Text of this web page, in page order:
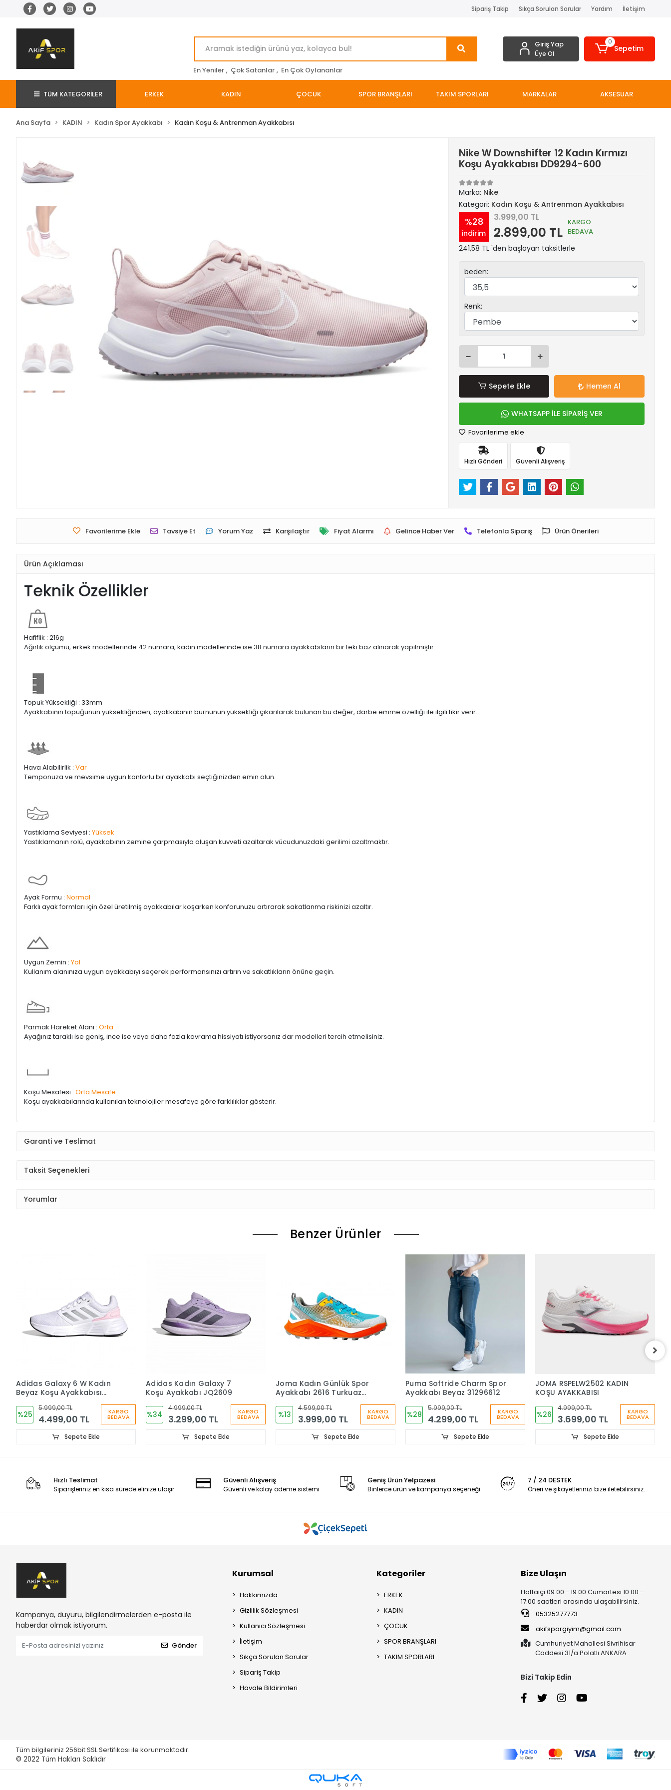
Sipariş Takip Sıkça Sorulan Sorular Yardım İletişim
En Yeniler , Çok Satanlar , En Çok Oylananlar
Giriş Yap
Üye Ol
0
Sepetim
TÜM KATEGORİLER ERKEK KADIN ÇOCUK SPOR BRANŞLARI TAKIM SPORLARI MARKALAR AKSESUAR
Ana Sayfa KADIN Kadın Spor Ayakkabı Kadın Koşu & Antrenman Ayakkabısı
Nike W Downshifter 12 Kadın Kırmızı
Koşu Ayakkabısı DD9294-600
Marka: Nike
Kategori: Kadın Koşu & Antrenman Ayakkabısı
%28
indirim
3.999,00 TL
2.899,00 TL
KARGO
BEDAVA
241,58 TL 'den başlayan taksitlerle
beden:
Renk:
Sepete Ekle Hemen Al
WHATSAPP İLE SİPARİŞ VER
Favorilerime ekle
Hızlı Gönderi Güvenli Alışveriş
Favorilerime Ekle Tavsiye Et Yorum Yaz Karşılaştır Fiyat Alarmı Gelince Haber Ver Telefonla Sipariş Ürün Önerileri
Ürün Açıklaması
Teknik Özellikler
Hafiflik : 216g
Ağırlık ölçümü, erkek modellerinde 42 numara, kadın modellerinde ise 38 numara ayakkabıların bir teki baz alınarak yapılmıştır.
Topuk Yüksekliği : 33mm
Ayakkabının topuğunun yüksekliğinden, ayakkabının burnunun yüksekliği çıkarılarak bulunan bu değer, darbe emme özelliği ile ilgili fikir verir.
Hava Alabilirlik : Var
Temponuza ve mevsime uygun konforlu bir ayakkabı seçtiğinizden emin olun.
Yastıklama Seviyesi : Yüksek
Yastıklamanın rolü, ayakkabının zemine çarpmasıyla oluşan kuvveti azaltarak vücudunuzdaki gerilimi azaltmaktır.
Ayak Formu : Normal
Farklı ayak formları için özel üretilmiş ayakkabılar koşarken konforunuzu artırarak sakatlanma riskinizi azaltır.
Uygun Zemin : Yol
Kullanım alanınıza uygun ayakkabıyı seçerek performansınızı artırın ve sakatlıkların önüne geçin.
Parmak Hareket Alanı : Orta
Ayağınız taraklı ise geniş, ince ise veya daha fazla kavrama hissiyatı istiyorsanız dar modelleri tercih etmelisiniz.
Koşu Mesafesi : Orta Mesafe
Koşu ayakkabılarında kullanılan teknolojiler mesafeye göre farklılıklar gösterir.
Garanti ve Teslimat
Taksit Seçenekleri
Yorumlar
Benzer Ürünler
Adidas Galaxy 6 W Kadın
Beyaz Koşu Ayakkabısı
%25
5.999,00 TL
4.499,00 TL
KARGO
BEDAVA
Sepete Ekle
Adidas Kadın Galaxy 7
Koşu Ayakkabı JQ2609
%34
4.999,00 TL
3.299,00 TL
KARGO
BEDAVA
Sepete Ekle
Joma Kadın Günlük Spor
Ayakkabı 2616 Turkuaz
%13
4.599,00 TL
3.999,00 TL
KARGO
BEDAVA
Sepete Ekle
Puma Softride Charm Spor
Ayakkabı Beyaz 31296612
%28
5.999,00 TL
4.299,00 TL
KARGO
BEDAVA
Sepete Ekle
JOMA RSPELW2502 KADIN
KOŞU AYAKKABISI
%26
4.999,00 TL
3.699,00 TL
KARGO
BEDAVA
Sepete Ekle
Hızlı Teslimat
Siparişleriniz en kısa sürede elinize ulaşır.
Güvenli Alışveriş
Güvenli ve kolay ödeme sistemi
Geniş Ürün Yelpazesi
Binlerce ürün ve kampanya seçeneği
7 / 24 DESTEK
Öneri ve şikayetlerinizi bize iletebilirsiniz.
Kampanya, duyuru, bilgilendirmelerden e-posta ile
haberdar olmak istiyorum.
Gönder
Kurumsal
Hakkımızda
Gizlilik Sözleşmesi
Kullanıcı Sözleşmesi
İletişim
Sıkça Sorulan Sorular
Sipariş Takip
Havale Bildirimleri
Kategoriler
ERKEK
KADIN
ÇOCUK
SPOR BRANŞLARI
TAKIM SPORLARI
Bize Ulaşın
Haftaiçi 09:00 - 19:00 Cumartesi 10:00 -
17:00 saatleri arasında ulaşabilirsiniz.
05325277773
akifsporgiyim@gmail.com
Cumhuriyet Mahallesi Sivrihisar
Caddesi 31/a Polatlı ANKARA
Bizi Takip Edin
Tüm bilgileriniz 256bit SSL Sertifikası ile korunmaktadır.
© 2022 Tüm Hakları Saklıdır